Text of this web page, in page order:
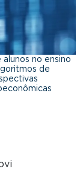
no ensino
de